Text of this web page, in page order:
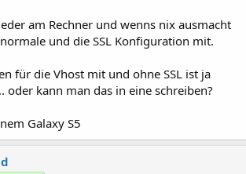
am Rechner und wenns nix ausmacht
und die SSL Konfiguration mit.
für die Vhost mit und ohne SSL ist ja
oder kann man das in eine schreiben?
Galaxy S5